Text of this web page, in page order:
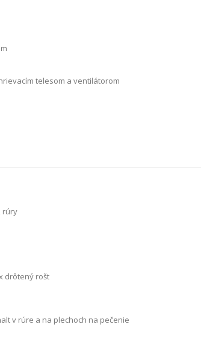
telesom a ventilátorom
rúry
drôtený rošt
v rúre a na plechoch na pečenie